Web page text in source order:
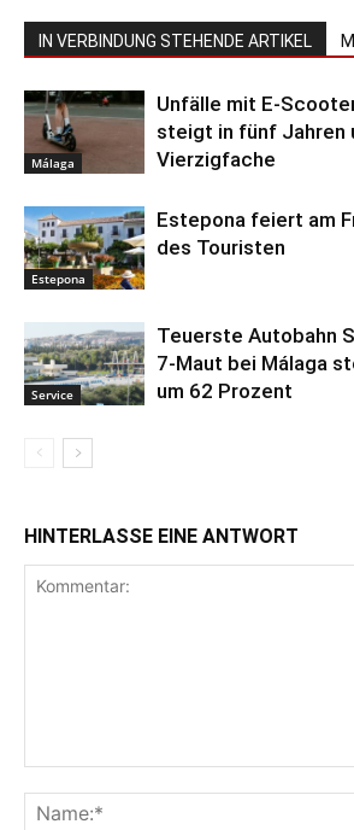
IN VERBINDUNG STEHENDE ARTIKEL
Málaga
Unfälle mit E-
steigt in fünf Jahren
Vierzigfache
Estepona
Estepona feiert am
des Touristen
Service
Teuerste Autobahn
7-Maut bei Málaga
um 62 Prozent
HINTERLASSE EINE ANTWORT